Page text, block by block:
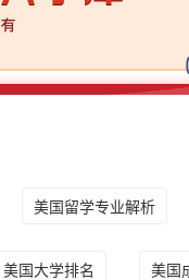
美国留学专业解析
美国大学排名 美国